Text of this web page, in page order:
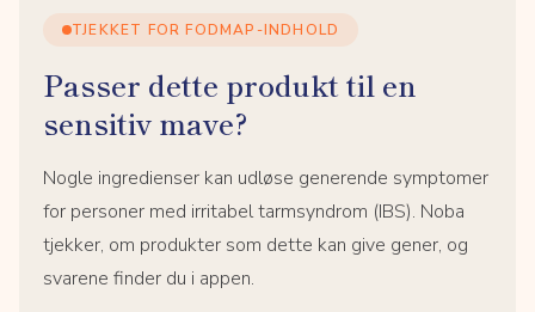
TJEKKET FOR FODMAP-INDHOLD
Passer dette produkt til en
sensitiv mave?
Nogle ingredienser kan udløse generende symptomer
for personer med irritabel tarmsyndrom (IBS). Noba
tjekker, om produkter som dette kan give gener, og
svarene finder du i appen.